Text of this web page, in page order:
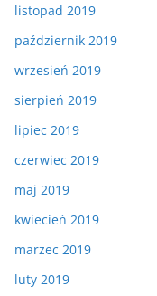
listopad 2019
październik 2019
wrzesień 2019
sierpień 2019
lipiec 2019
czerwiec 2019
maj 2019
kwiecień 2019
marzec 2019
luty 2019